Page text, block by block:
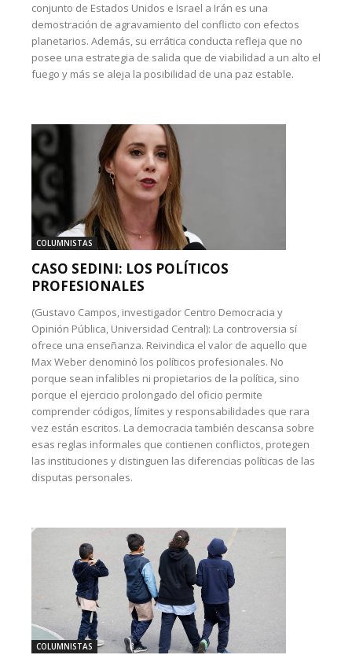
conjunto de Estados Unidos e Israel a Irán es una
demostración de agravamiento del conflicto con efectos
planetarios. Además, su errática conducta refleja que no
posee una estrategia de salida que de viabilidad a un alto el
fuego y más se aleja la posibilidad de una paz estable.
COLUMNISTAS
CASO SEDINI: LOS POLÍTICOS
PROFESIONALES
(Gustavo Campos, investigador Centro Democracia y
Opinión Pública, Universidad Central): La controversia sí
ofrece una enseñanza. Reivindica el valor de aquello que
Max Weber denominó los políticos profesionales. No
porque sean infalibles ni propietarios de la política, sino
porque el ejercicio prolongado del oficio permite
comprender códigos, límites y responsabilidades que rara
vez están escritos. La democracia también descansa sobre
esas reglas informales que contienen conflictos, protegen
las instituciones y distinguen las diferencias políticas de las
disputas personales.
COLUMNISTAS